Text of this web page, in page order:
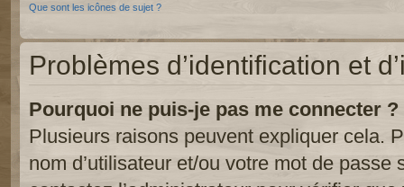
Que sont les icônes de sujet ?
Problèmes d’identification et
Pourquoi ne puis-je pas me connecter ?
Plusieurs raisons peuvent expliquer cela.
nom d’utilisateur et/ou votre mot de passe